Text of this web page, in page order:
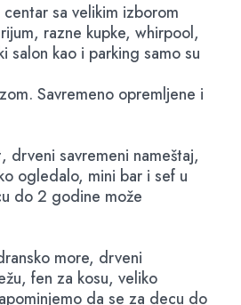
sa velikim izborom
razne kupke, whirpool,
kao i parking samo su
Savremeno opremljene i
savremeni nameštaj,
ogledalo, mini bar i sef u
do 2 godine može
more, drveni
fen za kosu, veliko
da se za decu do